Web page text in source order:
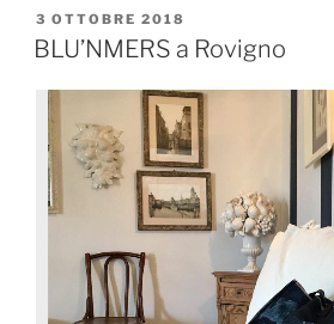
3 OTTOBRE 2018
BLU’NMERS a Rovigno